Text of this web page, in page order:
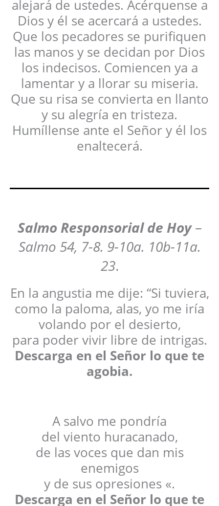
alejará de ustedes. Acérquense a
Dios y él se acercará a ustedes.
Que los pecadores se purifiquen
las manos y se decidan por Dios
los indecisos. Comiencen ya a
lamentar y a llorar su miseria.
Que su risa se convierta en llanto
y su alegría en tristeza.
Humíllense ante el Señor y él los
enaltecerá.
Salmo Responsorial de Hoy –
Salmo 54, 7-8. 9-10a. 10b-11a.
23.
En la angustia me dije: “Si tuviera,
como la paloma, alas, yo me iría
volando por el desierto,
para poder vivir libre de intrigas.
Descarga en el Señor lo que te
agobia.
A salvo me pondría
del viento huracanado,
de las voces que dan mis
enemigos
y de sus opresiones «.
Descarga en el Señor lo que te